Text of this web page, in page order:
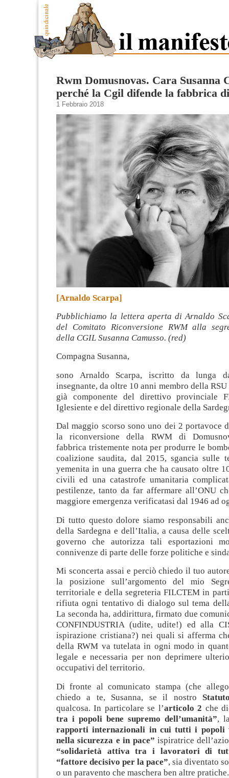
Rwm Domusnovas. Cara Susanna
perché la Cgil difende la fabbrica
1 Febbraio 2018
[Arnaldo Scarpa]
Pubblichiamo la lettera aperta di Arnaldo
del Comitato Riconversione RWM alla
della CGIL Susanna Camusso. (red)
Compagna Susanna,
sono Arnaldo Scarpa, iscritto da lunga
insegnante, da oltre 10 anni membro della
già componente del direttivo provinciale
Iglesiente e del direttivo regionale della
Dal maggio scorso sono uno dei 2 portavoce
la riconversione della RWM di
fabbrica tristemente nota per produrre le
coalizione saudita, dal 2015, sgancia sulle
yemenita in una guerra che ha causato oltre
civili ed una catastrofe umanitaria
pestilenze, tanto da far affermare all’ONU
maggiore emergenza verificatasi dal 1946 ad
Di tutto questo dolore siamo responsabili
della Sardegna e dell’Italia, a causa delle
governo che autorizza tali esportazioni
connivenze di parte delle forze politiche e
Mi sconcerta assai e perciò chiedo il tuo
la posizione sull’argomento del mio
territoriale e della segreteria FILCTEM in
rifiuta ogni tentativo di dialogo sul tema
La seconda ha, addirittura, firmato due
CONFINDUSTRIA (udite, udite!) ed alla
ispirazione cristiana?) nei quali si afferma
della RWM va tutelata in ogni modo in
legale e necessaria per non deprimere
occupativi del territorio.
Di fronte al comunicato stampa (che
chiedo a te, Susanna, se il nostro
qualcosa. In particolare se l’articolo 2 che
tra i popoli bene supremo dell’umanità”,
rapporti internazionali in cui tutti i popoli
nella sicurezza e in pace” ispiratrice
“solidarietà attiva tra i lavoratori di
“fattore decisivo per la pace”, sia diventato
o un paravento che maschera ben altre pratiche.